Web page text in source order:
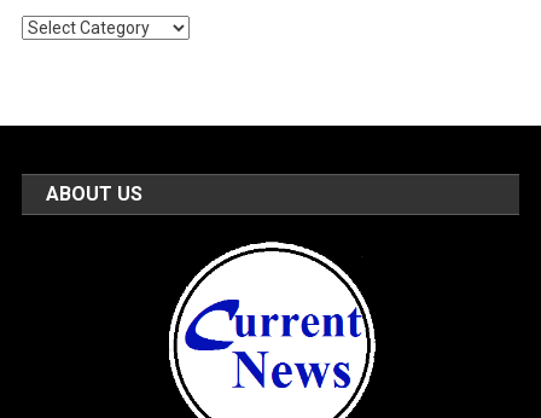
Popular
ABOUT US